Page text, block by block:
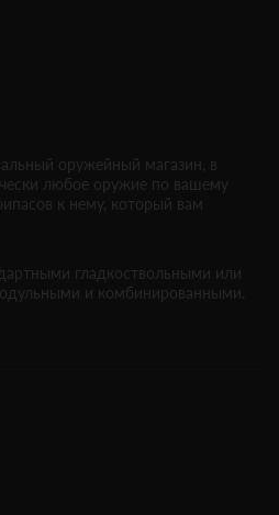
оружейный магазин, в
любое оружие по вашему
к нему, который вам
гладкоствольными или
и комбинированными.